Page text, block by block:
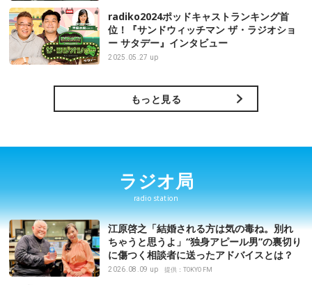
radiko2024ポッドキャストランキング首
位！『サンドウィッチマン ザ・ラジオショ
ー サタデー』インタビュー
2025.05.27 up
もっと見る
ラジオ局
radio station
江原啓之「結婚される方は気の毒ね。別れ
ちゃうと思うよ」“独身アピール男”の裏切り
に傷つく相談者に送ったアドバイスとは？
2026.08.09 up 提供：TOKYO FM